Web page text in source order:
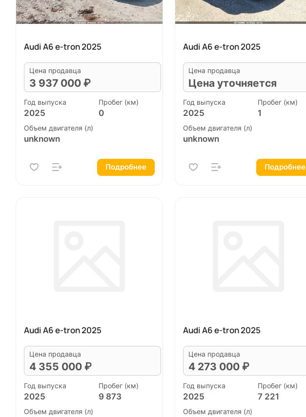
Audi A6 e-tron 2025
Цена продавца
3 937 000 ₽
Год выпуска
2025
Пробег (км)
0
Объем двигателя (л)
unknown
Подробнее
Audi A6 e-tron 2025
Цена продавца
Цена уточняется
Год выпуска
2025
Пробег (км)
1
Объем двигателя (л)
unknown
Подробнее
Audi A6 e-tron 2025
Цена продавца
4 355 000 ₽
Год выпуска
2025
Пробег (км)
9 873
Объем двигателя (л)
Audi A6 e-tron 2025
Цена продавца
4 273 000 ₽
Год выпуска
2025
Пробег (км)
7 221
Объем двигателя (л)